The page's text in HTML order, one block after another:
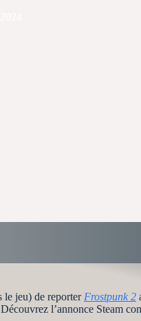
le jeu) de reporter Frostpunk 2
l’annonce Steam